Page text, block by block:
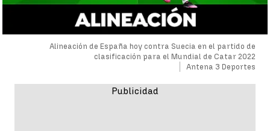
Alineación de España hoy contra Suecia en el partido de
clasificación para el Mundial de Catar 2022
Antena 3 Deportes